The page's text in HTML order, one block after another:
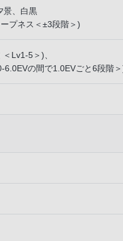
景、白黒
プネス＜±3段階＞)
Lv1-5＞)、
6.0EVの間で1.0EVごと6段階